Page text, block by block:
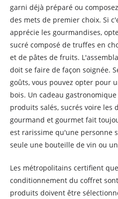
garni déjà préparé ou
des mets de premier choix. Si
apprécie les gourmandises,
sucré composé de truffes en
et de pâtes de fruits.
doit se faire de façon soignée.
goûts, vous pouvez opter pour
bois. Un cadeau
produits salés, sucrés voire les
gourmand et gourmet fait
est rarissime qu'une personne
seule une bouteille de vin ou
Les métropolitains certifient
conditionnement du coffret
produits doivent être